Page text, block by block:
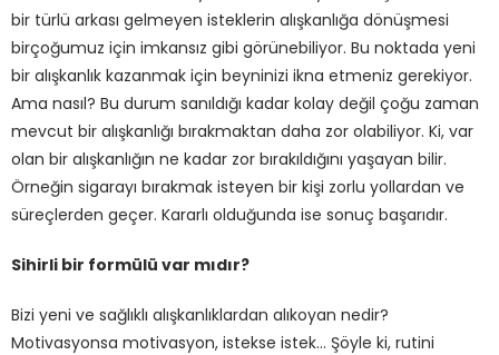
bir türlü arkası gelmeyen isteklerin alışkanlığa dönüşmesi
birçoğumuz için imkansız gibi görünebiliyor. Bu noktada yeni
bir alışkanlık kazanmak için beyninizi ikna etmeniz gerekiyor.
Ama nasıl? Bu durum sanıldığı kadar kolay değil çoğu zaman
mevcut bir alışkanlığı bırakmaktan daha zor olabiliyor. Ki, var
olan bir alışkanlığın ne kadar zor bırakıldığını yaşayan bilir.
Örneğin sigarayı bırakmak isteyen bir kişi zorlu yollardan ve
süreçlerden geçer. Kararlı olduğunda ise sonuç başarıdır.
Sihirli bir formülü var mıdır?
Bizi yeni ve sağlıklı alışkanlıklardan alıkoyan nedir?
Motivasyonsa motivasyon, istekse istek… Şöyle ki, rutini